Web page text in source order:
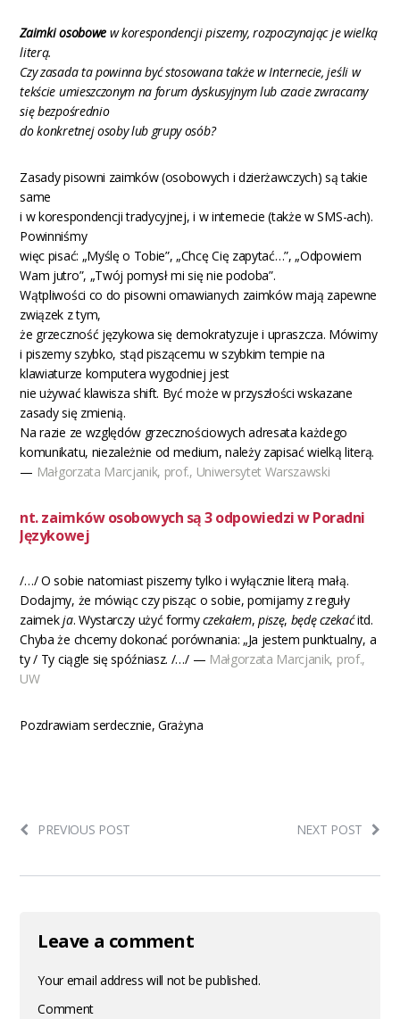
Zaimkiosobowew korespondencji piszemy, rozpoczynając je wielką
literą.
Czy zasada ta powinna być stosowana także w Internecie, jeśli w
tekście umieszczonym na forum dyskusyjnym lub czacie zwracamy
się bezpośrednio
do konkretnej osoby lub grupy osób?
Zasady pisowni zaimków (osobowych i dzierżawczych) są takie
same
i w korespondencji tradycyjnej, i w internecie (także w SMS-ach).
Powinniśmy
więc pisać: „Myślę o Tobie”, „Chcę Cię zapytać…”, „Odpowiem
Wam jutro”, „Twój pomysł mi się nie podoba”.
Wątpliwości co do pisowni omawianych zaimków mają zapewne
związek z tym,
że grzeczność językowa się demokratyzuje i upraszcza. Mówimy
i piszemy szybko, stąd piszącemu w szybkim tempie na
klawiaturze komputera wygodniej jest
nie używać klawisza shift. Być może w przyszłości wskazane
zasady się zmienią.
Na razie ze względów grzecznościowych adresata każdego
komunikatu, niezależnie od medium, należy zapisać wielką literą.
— Małgorzata Marcjanik, prof., Uniwersytet Warszawski
nt. zaimków osobowych są 3 odpowiedzi w Poradni
Językowej
/…/ O sobie natomiast piszemy tylko i wyłącznie literą małą.
Dodajmy, że mówiąc czy pisząc o sobie, pomijamy z reguły
zaimekja. Wystarczy użyć formyczekałem,piszę, będę czekaćitd.
Chyba że chcemy dokonać porównania: „Ja jestem punktualny, a
ty / Ty ciągle się spóźniasz. /…/ — Małgorzata Marcjanik, prof.,
UW
Pozdrawiam serdecznie, Grażyna
PREVIOUS POST NEXT POST
Leave a comment
Your email address will not be published.
Comment